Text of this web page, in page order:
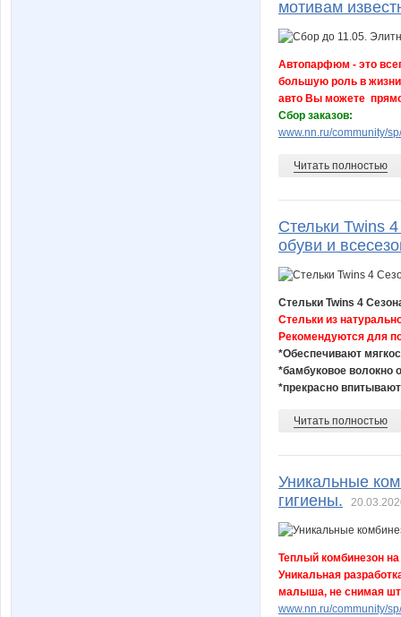
мотивам
Автопарфюм - это
большую роль в жизни
авто Вы можете
Сбор заказов:
www.nn.ru/community/
Читать полностью
Стельки Twins
обуви и
Стельки Twins 4
Стельки из
Рекомендуются для
*Обеспечивают
*бамбуковое
*прекрасно впитывают
Читать полностью
Уникальные
гигиены.
Теплый комбинезон
Уникальная
малыша, не снимая
www.nn.ru/community/